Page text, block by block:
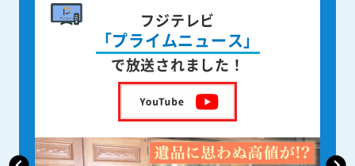
書籍出版
身近な人が
亡くなった後の遺品整理
を出版しました！